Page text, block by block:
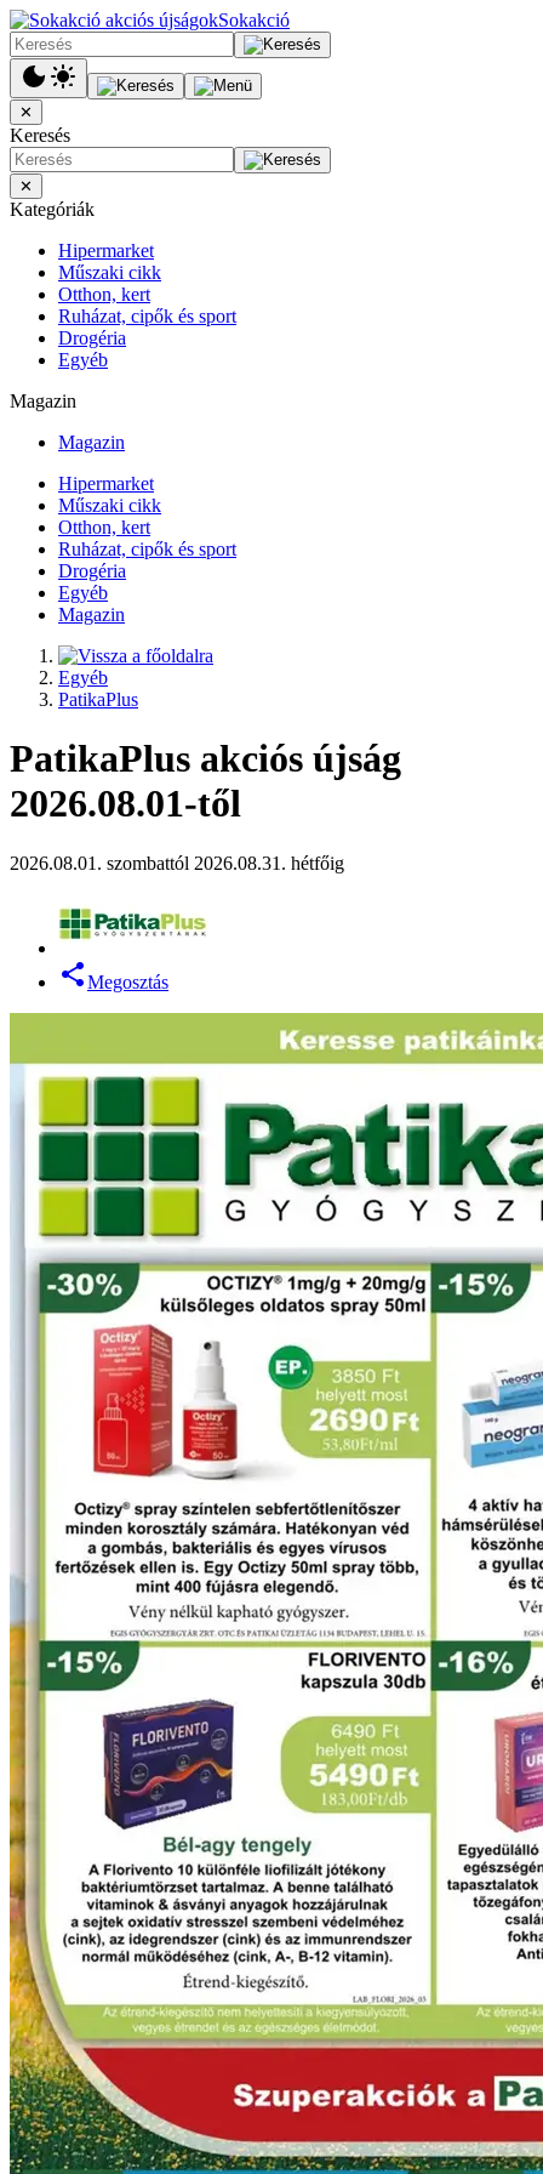
Sokakció
✕
Keresés
✕
Kategóriák
Hipermarket
Műszaki cikk
Otthon, kert
Ruházat, cipők és sport
Drogéria
Egyéb
Magazin
Magazin
Hipermarket
Műszaki cikk
Otthon, kert
Ruházat, cipők és sport
Drogéria
Egyéb
Magazin
Egyéb
PatikaPlus
PatikaPlus akciós újság
2026.08.01-től
2026.08.01. szombattól 2026.08.31. hétfőig
Megosztás